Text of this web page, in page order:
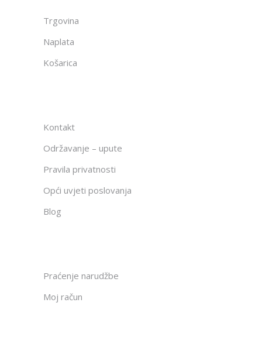
Trgovina
Naplata
Košarica
Kontakt
Održavanje – upute
Pravila privatnosti
Opći uvjeti poslovanja
Blog
Praćenje narudžbe
Moj račun